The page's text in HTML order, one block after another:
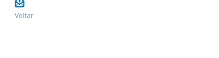
Voltar